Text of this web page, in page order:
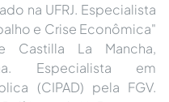
na UFRJ. Especialista
e Crise Econômica"
Castilla La Mancha,
Especialista em
(CIPAD) pela FGV.